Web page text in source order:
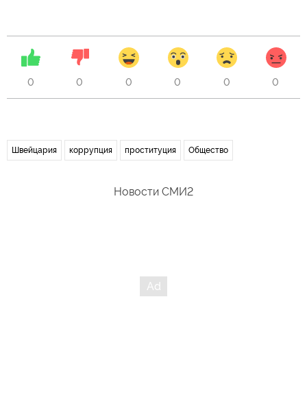
0 0 0 0 0 0
Швейцария коррупция проституция Общество
Новости СМИ2